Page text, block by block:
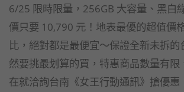
6/25 限時限量，256GB 大容量、黑白
價只要 10,790 元！地表最優的超值價
比，絕對都是最便宜～保證全新未拆的
然要挑最划算的買，特惠商品數量有
在就洽詢台南《女王行動通訊》搶優惠